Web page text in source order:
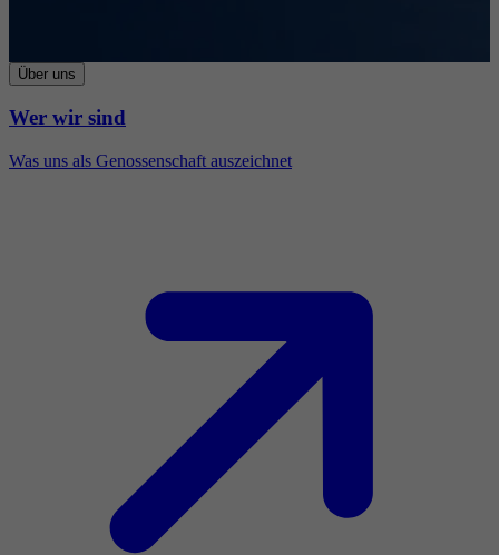
Über uns
Wer wir sind
Was uns als Genossenschaft auszeichnet